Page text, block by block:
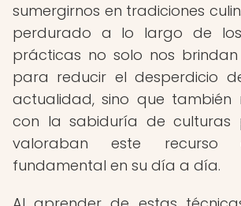
sumergirnos en tradiciones
perdurado a lo largo de los
prácticas no solo nos brindan
para reducir el desperdicio
actualidad, sino que también
con la sabiduría de culturas
valoraban este recurso
fundamental en su día a día.